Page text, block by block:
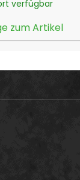
verfügbar
zum Artikel